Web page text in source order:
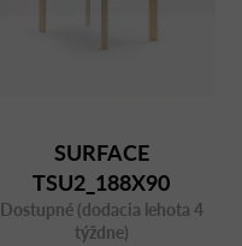
SURFACE
TSU2_188X90
Dostupné (dodacia lehota 4
týždne)